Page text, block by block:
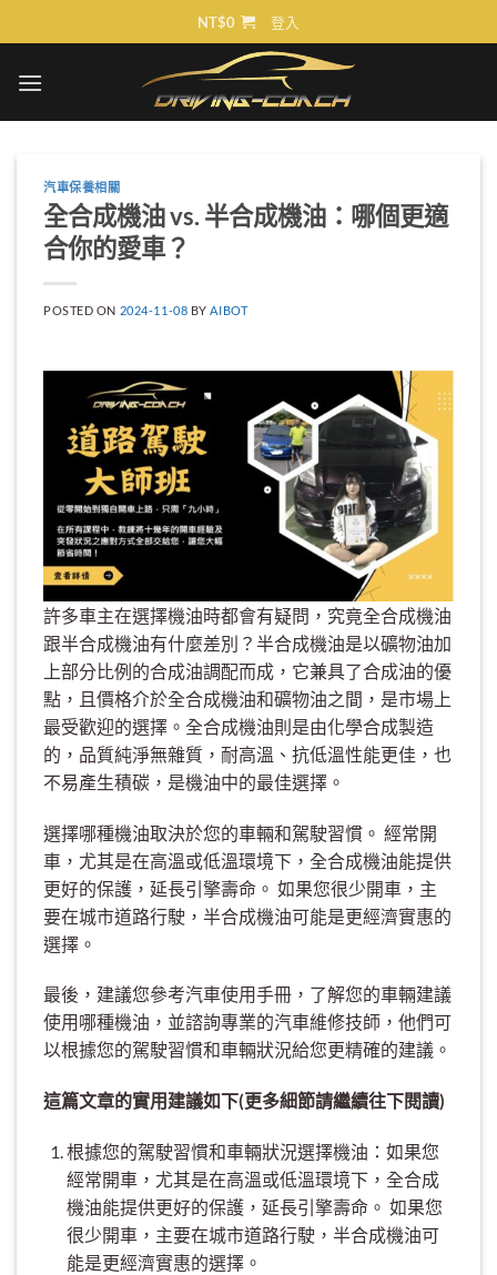
to
NT$0 登入
汽車保養相關
全合成機油 vs. 半合成機油：哪個更適
合你的愛車？
POSTED ON 2024-11-08 BY AIBOT
許多車主在選擇機油時都會有疑問，究竟全合成機油
跟半合成機油有什麼差別？半合成機油是以礦物油加
上部分比例的合成油調配而成，它兼具了合成油的優
點，且價格介於全合成機油和礦物油之間，是市場上
最受歡迎的選擇。全合成機油則是由化學合成製造
的，品質純淨無雜質，耐高溫、抗低溫性能更佳，也
不易產生積碳，是機油中的最佳選擇。
選擇哪種機油取決於您的車輛和駕駛習慣。 經常開
車，尤其是在高溫或低溫環境下，全合成機油能提供
更好的保護，延長引擎壽命。 如果您很少開車，主
要在城市道路行駛，半合成機油可能是更經濟實惠的
選擇。
最後，建議您參考汽車使用手冊，了解您的車輛建議
使用哪種機油，並諮詢專業的汽車維修技師，他們可
以根據您的駕駛習慣和車輛狀況給您更精確的建議。
這篇文章的實用建議如下(更多細節請繼續往下閱讀)
根據您的駕駛習慣和車輛狀況選擇機油：如果您
經常開車，尤其是在高溫或低溫環境下，全合成
機油能提供更好的保護，延長引擎壽命。 如果您
很少開車，主要在城市道路行駛，半合成機油可
能是更經濟實惠的選擇。